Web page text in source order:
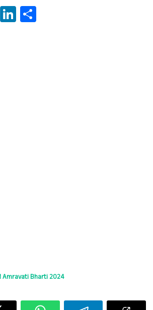
Fa
ce
Li
n
Amravati Bharti 2024